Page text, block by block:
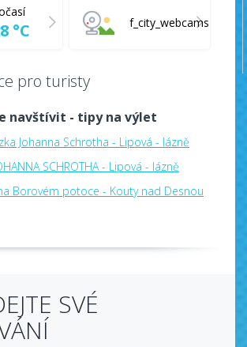
°C f_city_webcams
pro turisty
navštívit - tipy na výlet
Johanna Schrotha - Lipová - lázně
SCHROTHA - Lipová - lázně
Borovém potoce - Kouty nad Desnou
SVÉ